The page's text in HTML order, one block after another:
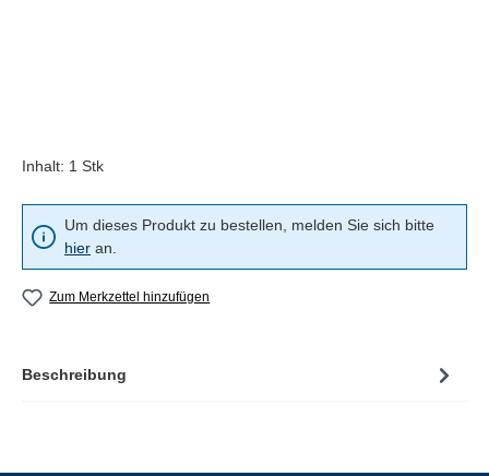
Inhalt: 1 Stk
Um dieses Produkt zu bestellen, melden Sie sich bitte
hier an.
Zum Merkzettel hinzufügen
Beschreibung